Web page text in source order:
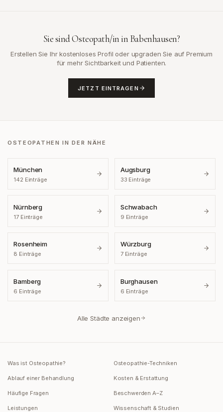
Sie sind Osteopath/in in Babenhausen?
Erstellen Sie Ihr kostenloses Profil oder upgraden Sie auf Premium
für mehr Sichtbarkeit und Patienten.
JETZT EINTRAGEN
OSTEOPATHEN IN DER NÄHE
München
142 Einträge
Augsburg
33 Einträge
Nürnberg
17Einträge
Schwabach
9 Einträge
Rosenheim
8 Einträge
Würzburg
7Einträge
Bamberg
6 Einträge
Burghausen
6 Einträge
Alle Städte anzeigen
Was ist Osteopathie? Osteopathie-Techniken
Ablauf einer Behandlung Kosten & Erstattung
Häufige Fragen Beschwerden A–Z
Leistungen Wissenschaft & Studien